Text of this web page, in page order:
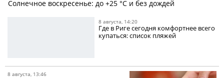
Солнечное воскресенье: до +25 °C и без дождей
8 августа, 14:20
Где в Риге сегодня комфортнее всего
купаться: список пляжей
8 августа, 13:46